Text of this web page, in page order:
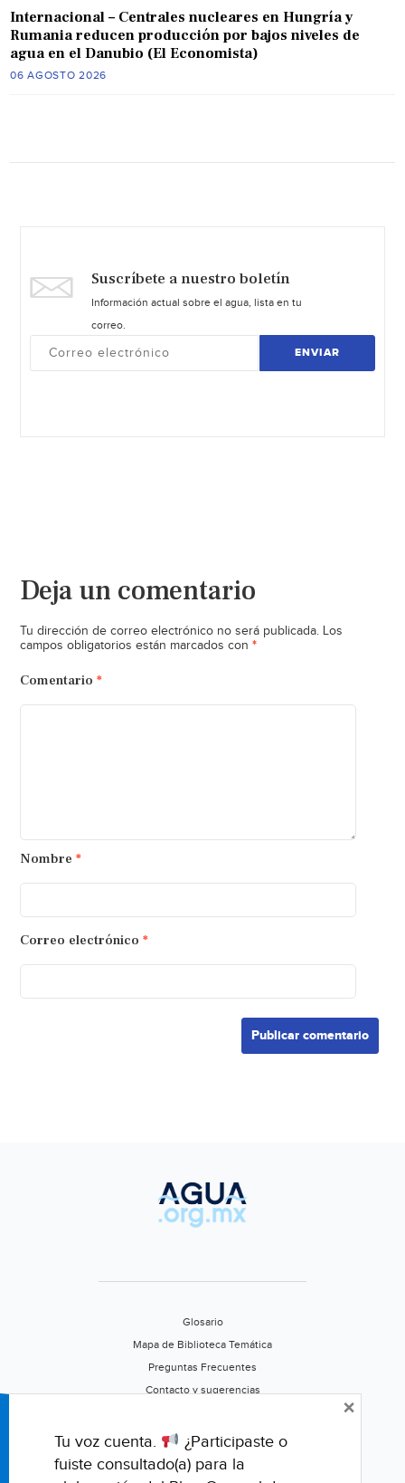
Internacional – Centrales nucleares en Hungría y
Rumania reducen producción por bajos niveles de
agua en el Danubio (El Economista)
06 AGOSTO 2026
Suscríbete a nuestro boletín
Información actual sobre el agua, lista en tu
correo.
ENVIAR
Deja un comentario
Tu dirección de correo electrónico no será publicada. Los
campos obligatorios están marcados con *
Comentario *
Nombre *
Correo electrónico *
Glosario
Mapa de Biblioteca Temática
Preguntas Frecuentes
Contacto y sugerencias
Califica este portal
Tu voz cuenta.
¿Participaste o
fuiste consultado(a) para la
×